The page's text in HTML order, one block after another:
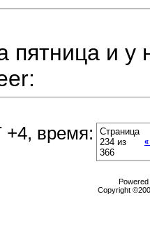
пятница и у
+4, время:
Страница
234 из
366
«
Copyright